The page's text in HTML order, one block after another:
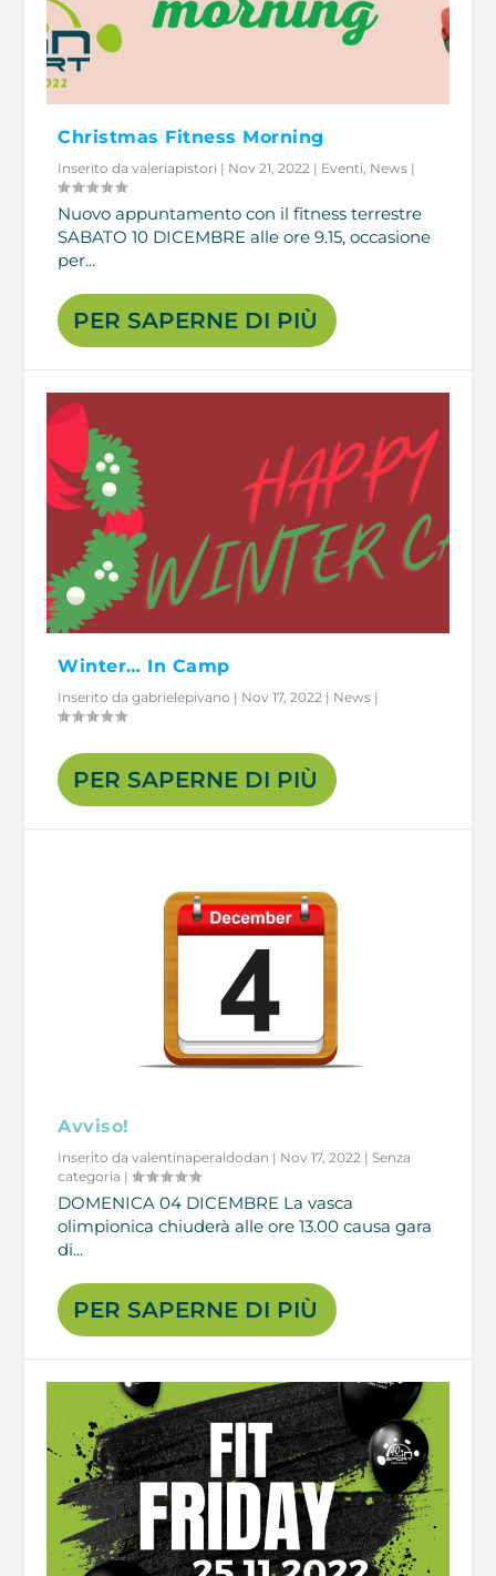
Christmas Fitness Morning
Inserito davaleriapistori | Nov 21, 2022 | Eventi News |
Nuovo appuntamento con il fitness terrestre
SABATO 10 DICEMBRE alle ore 9.15, occasione
per...
PER SAPERNE DI PIÙ
Winter… In Camp
Inserito dagabrielepivano | Nov 17, 2022 | News |
PER SAPERNE DI PIÙ
Avviso!
Inserito davalentinaperaldodan | Nov 17, 2022 |Senza
categoria |
DOMENICA 04 DICEMBRE La vasca
olimpionica chiuderà alle ore 13.00 causa gara
di...
PER SAPERNE DI PIÙ